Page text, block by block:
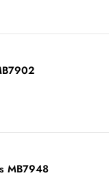
MB7948